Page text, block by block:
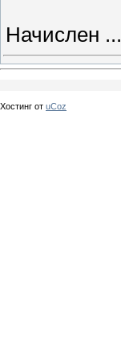
Начислен ...
Хостинг от uCoz